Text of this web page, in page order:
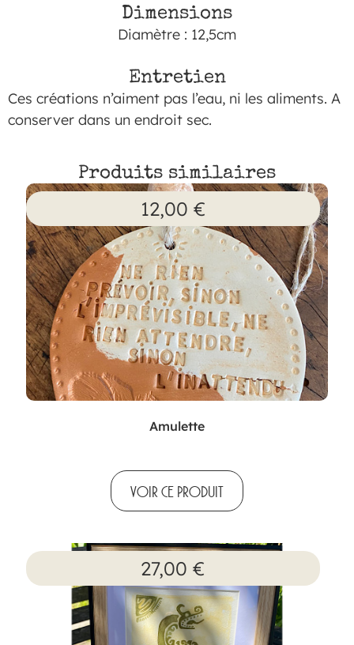
Dimensions
Diamètre : 12,5cm
Entretien
Ces créations n’aiment pas l’eau, ni les aliments. A
conserver dans un endroit sec.
Produits similaires
12,00 €
Amulette
VOIR CE PRODUIT
27,00 €